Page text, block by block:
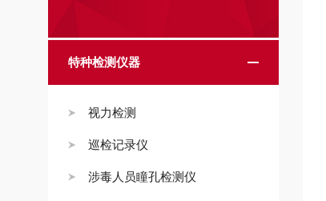
特种检测仪器
视力检测
巡检记录仪
涉毒人员瞳孔检测仪